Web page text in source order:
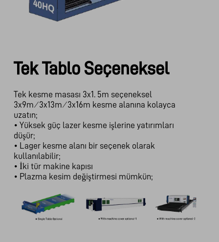
Tek Tablo Seçeneksel
Tek kesme masası 3x1. 5m seçeneksel
3x9m ⁄ 3x13m ⁄ 3x16m kesme alanına kolayca
uzatın;
• Yüksek güç lazer kesme işlerine yatırımları
düşür;
• Lager kesme alanı bir seçenek olarak
kullanılabilir;
• İki tür makine kapısı
• Plazma kesim değiştirmesi mümkün;